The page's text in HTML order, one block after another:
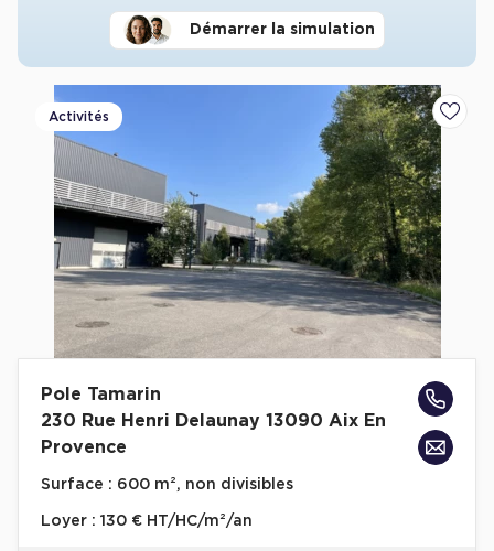
Démarrer la simulation
Activités
Pole Tamarin
230 Rue Henri Delaunay 13090 Aix En
Provence
Surface : 600 m², non divisibles
Loyer : 130 € HT/HC/m²/an